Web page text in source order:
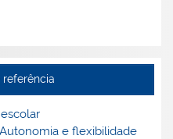
e flexibilidade